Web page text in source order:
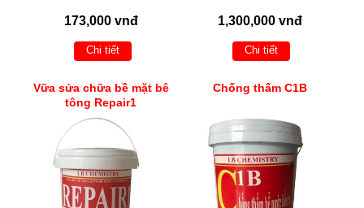
173,000 vnđ
Chi tiết
1,300,000 vnđ
Chi tiết
Vữa sửa chữa bề mặt bê
tông Repair1
Chống thấm C1B